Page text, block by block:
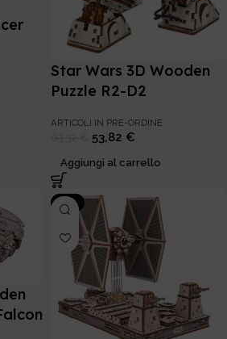
Star Wars 3D Wooden
Puzzle R2-D2
ARTICOLI IN PRE-ORDINE
53,82 €
Aggiungi al carrello
-15%